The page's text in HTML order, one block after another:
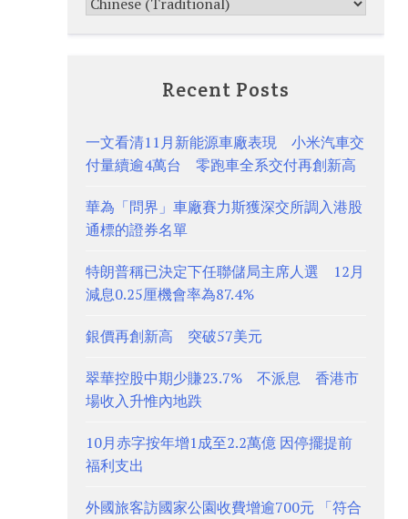
Recent Posts
一文看清11月新能源車廠表現 小米汽車交
付量續逾4萬台 零跑車全系交付再創新高
華為「問界」車廠賽力斯獲深交所調入港股
通標的證券名單
特朗普稱已決定下任聯儲局主席人選 12月
減息0.25厘機會率為87.4%
銀價再創新高 突破57美元
翠華控股中期少賺23.7% 不派息 香港市
場收入升惟內地跌
10月赤字按年增1成至2.2萬億 因停擺提前
福利支出
外國旅客訪國家公園收費增逾700元 「符合